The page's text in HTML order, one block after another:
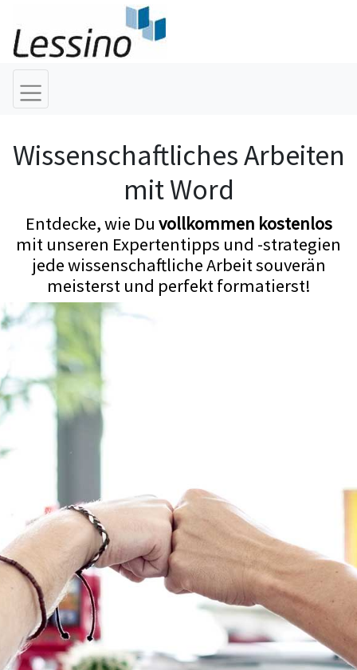
Wissenschaftliches Arbeiten
mit Word
Entdecke, wie Du vollkommen kostenlos
mit unseren Expertentipps und -strategien
jede wissenschaftliche Arbeit souverän
meisterst und perfekt formatierst!